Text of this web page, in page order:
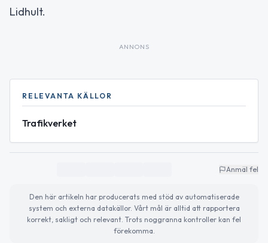
Lidhult.
ANNONS
RELEVANTA KÄLLOR
Trafikverket
Anmäl fel
Den här artikeln har producerats med stöd av automatiserade
system och externa datakällor. Vårt mål är alltid att rapportera
korrekt, sakligt och relevant. Trots noggranna kontroller kan fel
förekomma.